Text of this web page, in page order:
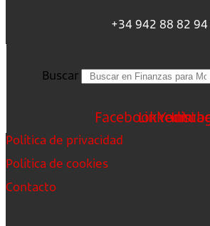
+34 942 88 82 94
Buscar
FacebookLinkedin
Política de privacidad
Política de cookies
Contacto